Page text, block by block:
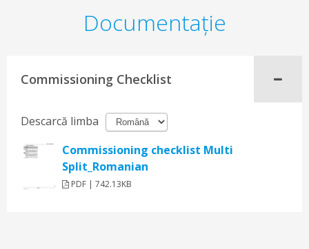
Documentaţie
Commissioning Checklist
Descarcă limba
Commissioning checklist Multi
Split_Romanian
PDF | 742.13KB